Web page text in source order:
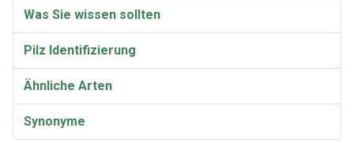
Was Sie wissen sollten
Pilz Identifizierung
Ähnliche Arten
Synonyme